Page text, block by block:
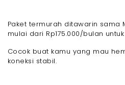
Paket termurah ditawarin sama
mulai dari Rp175.000/bulan
Cocok buat kamu yang mau
koneksi stabil.